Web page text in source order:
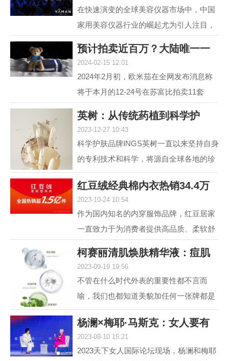
在快速演变的全球美容仪器市场中，中国
家用美容仪器行业的崛起尤为引人注目，
到快速增长的转变，...
预计拍卖近百万？大陆唯一一
2024-02-15 12:01
2024年2月初，欧米茄在全网发布消息称
将于本月的12-24号在苏富比拍卖11套
腕表手提箱套装。但是截...
英树：从传统药植到科学护
2023-12-27 10:43
科学护肤品牌INGS英树一直以来坚持自身
的专利技术和科学，将源自全球各地的珍
贵自然原料，转化为安全高效的护肤配
方，不断解锁肌肤自身...
红豆绒经典棉内衣热销34.4万
2023-10-24 10:54
作为国内知名的内穿服饰品牌，红豆居家
一直致力于为消费者提供高品质、柔软舒
作为红豆居家的核心...
柯赛丽清肌焕肤精华液：痘肌
2023-09-19 19:56
不管在什么时代外表的重要性都不言而
喻，我们也都知道美貌加任何一张牌都是
王炸，但很多人却因为脸上的痘痘或痘印
而封印了颜值，在变美...
杨澜×梅耶·马斯克：女人要有
2023-09-10 15:21
2023天下女人国际论坛现场，杨澜和梅耶